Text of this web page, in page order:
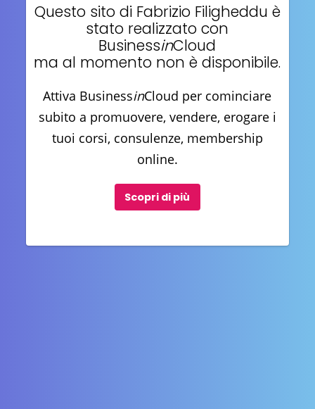
Questo sito di Fabrizio Filigheddu è
stato realizzato con
BusinessinCloud
ma al momento non è disponibile.
Attiva BusinessinCloud per cominciare
subito a promuovere, vendere, erogare i
tuoi corsi, consulenze, membership
online.
Scopri di più